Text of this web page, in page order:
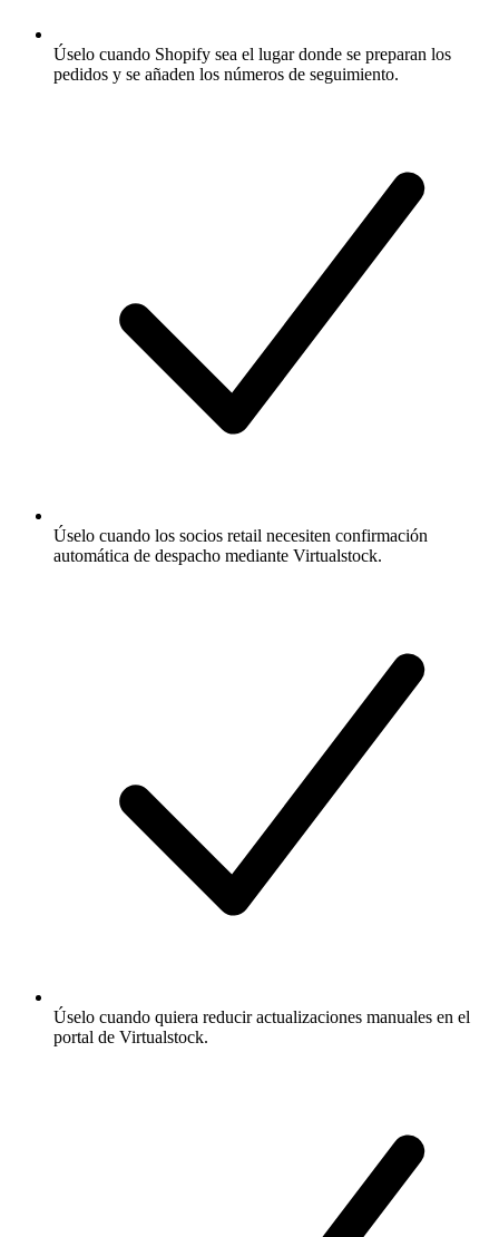
Úselo cuando Shopify sea el lugar donde se preparan los
pedidos y se añaden los números de seguimiento.
Úselo cuando los socios retail necesiten confirmación
automática de despacho mediante Virtualstock.
Úselo cuando quiera reducir actualizaciones manuales en el
portal de Virtualstock.